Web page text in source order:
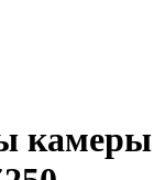
камеры